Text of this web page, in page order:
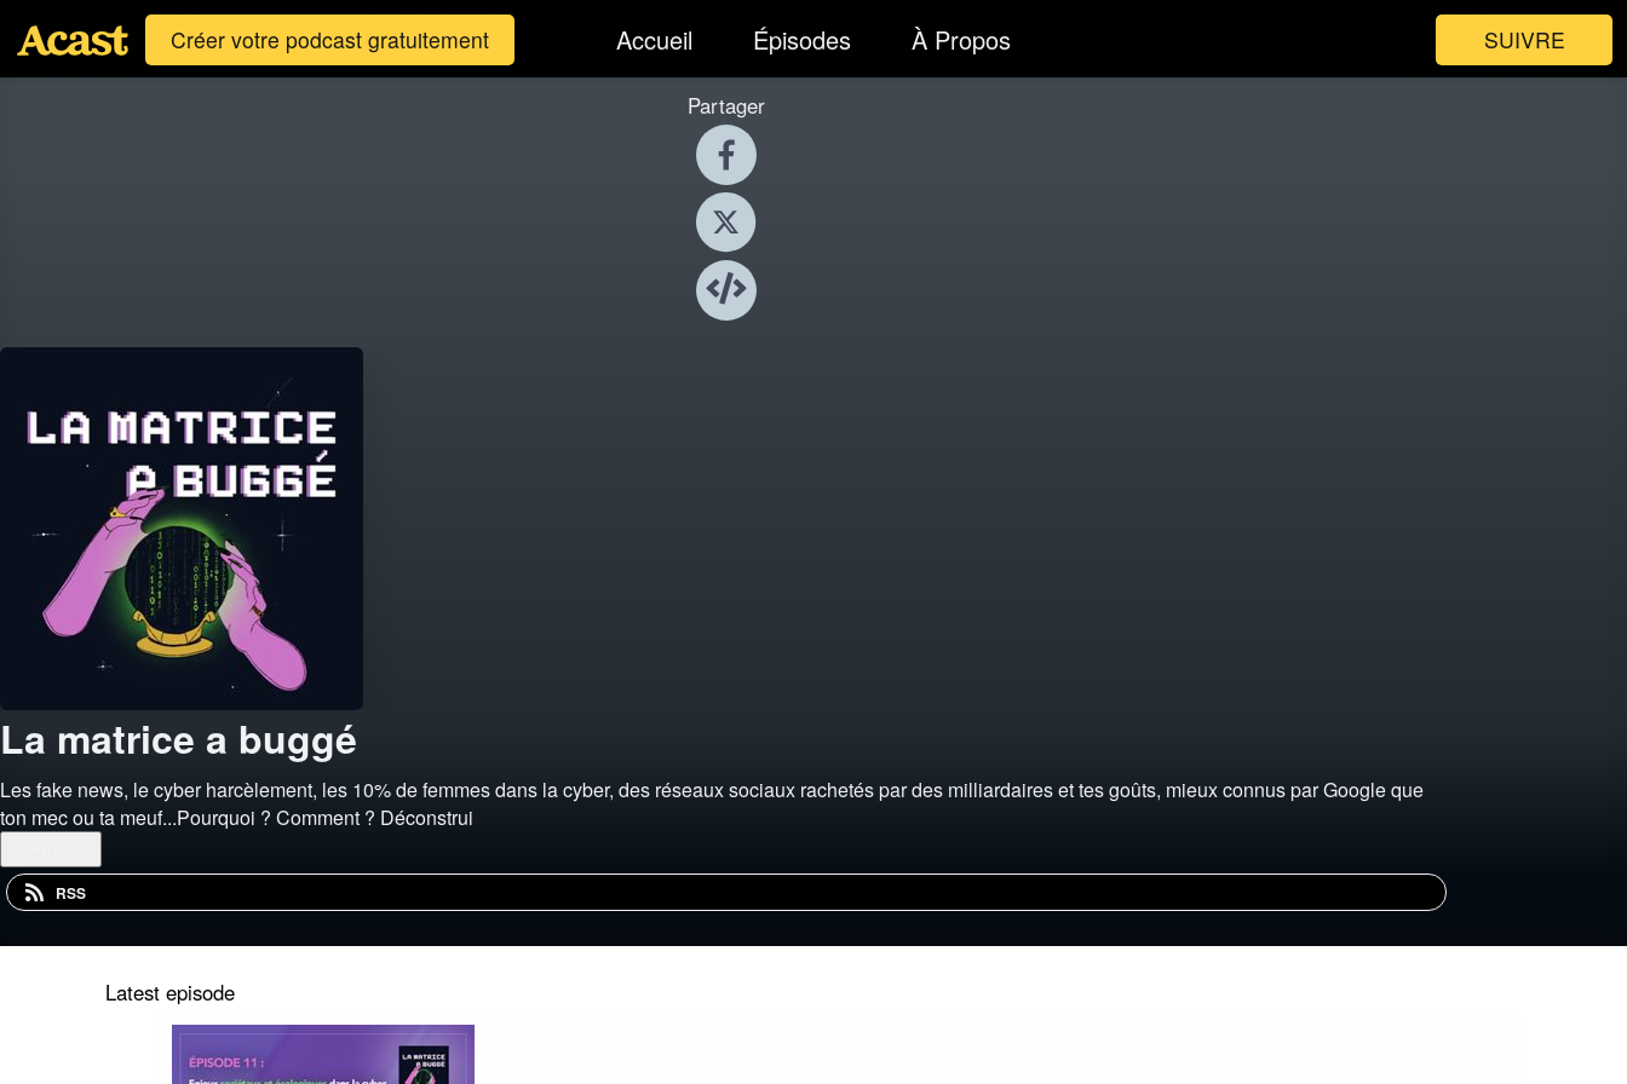
Créer votre podcast gratuitement Accueil Épisodes À Propos SUIVRE
Partager
La matrice a buggé
Les fake news, le cyber harcèlement, les 10% de femmes dans la cyber, des réseaux sociaux rachetés par des milliardaires et tes goûts, mieux connus par Google que
ton mec ou ta meuf...Pourquoi ? Comment ? Déconstrui
RSS
Latest episode